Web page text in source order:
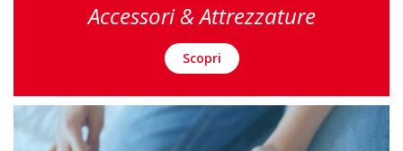
Accessori & Attrezzature
Scopri